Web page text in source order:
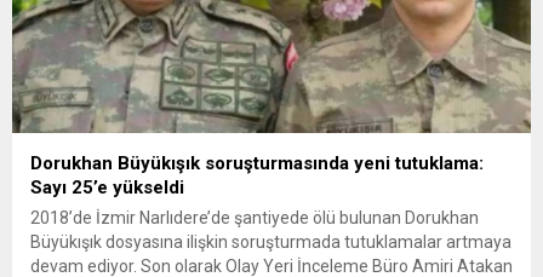
Dorukhan Büyükışık soruşturmasında yeni tutuklama:
Sayı 25’e yükseldi
2018’de İzmir Narlıdere’de şantiyede ölü bulunan Dorukhan
Büyükışık dosyasına ilişkin soruşturmada tutuklamalar artmaya
devam ediyor. Son olarak Olay Yeri İnceleme Büro Amiri Atakan